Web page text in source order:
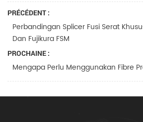
PRÉCÉDENT :
Perbandingan Splicer Fusi Serat
Dan Fujikura FSM
PROCHAINE :
Mengapa Perlu Menggunakan Fibre